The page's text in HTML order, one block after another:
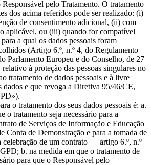
Responsável pelo Tratamento. O tratamento
dos acima referidos pode ser realizado: (i)
de consentimento adicional, (ii) com
aplicável, ou (iii) quando for compatível
a qual os dados pessoais foram
(Artigo 6.º, n.º 4, do Regulamento
Parlamento Europeu e do Conselho, de 27
à proteção das pessoas singulares no
tratamento de dados pessoais e à livre
dados e que revoga a Diretiva 95/46/CE,
o tratamento dos seus dados pessoais é: a.
o tratamento seja necessário para a
de Serviços de Informação e Educação
Conta de Demonstração e para a tomada de
celebração de um contrato — artigo 6.º, n.º
b. na medida em que o tratamento de
para que o Responsável pelo